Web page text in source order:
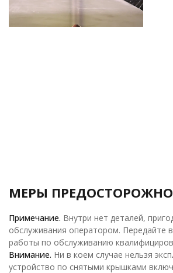
МЕРЫ
Примечание. Внутри нет деталей,
обслуживания оператором. Передайте
работы по обслуживанию
Внимание. Ни в коем случае нельзя
устройство по снятыми крышками